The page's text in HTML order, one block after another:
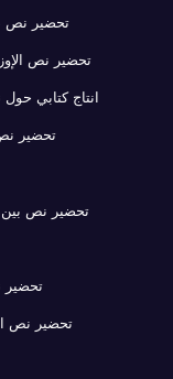
تحضير نص
تحضير نص
انتاج كتابي
تحضير
تحضير نص بين
تحضير
تحضير نص